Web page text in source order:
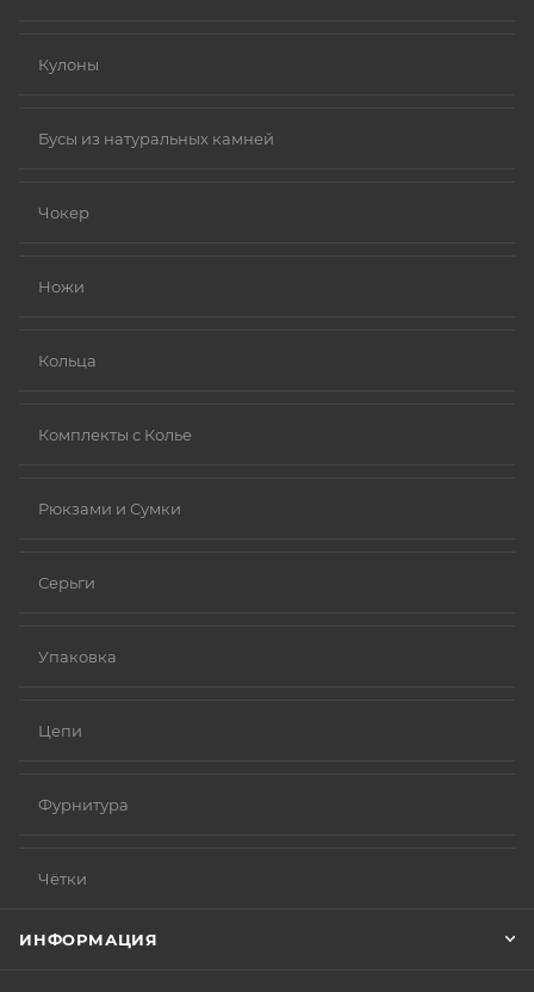
Кулоны
Бусы из натуральных камней
Чокер
Ножи
Кольца
Комплекты с Колье
Рюкзами и Сумки
Серьги
Упаковка
Цепи
Фурнитура
Чётки
ИНФОРМАЦИЯ